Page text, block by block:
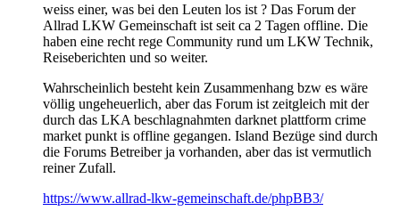
weiss einer, was bei den Leuten los ist ? Das Forum der
Allrad LKW Gemeinschaft ist seit ca 2 Tagen offline. Die
haben eine recht rege Community rund um LKW Technik,
Reiseberichten und so weiter.
Wahrscheinlich besteht kein Zusammenhang bzw es wäre
völlig ungeheuerlich, aber das Forum ist zeitgleich mit der
durch das LKA beschlagnahmten darknet plattform crime
market punkt is offline gegangen. Island Bezüge sind durch
die Forums Betreiber ja vorhanden, aber das ist vermutlich
reiner Zufall.
https://www.allrad-lkw-gemeinschaft.de/phpBB3/